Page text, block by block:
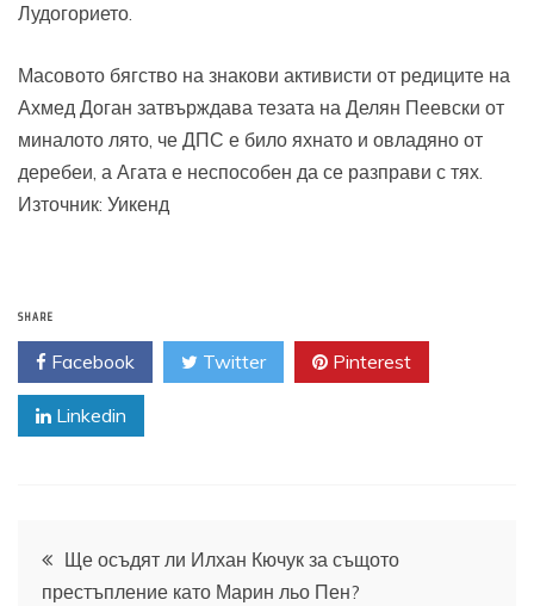
Лудогорието.
Масовото бягство на знакови активисти от редиците на
Ахмед Доган затвърждава тезата на Делян Пеевски от
миналото лято, че ДПС е било яхнато и овладяно от
деребеи, а Агата е неспособен да се разправи с тях.
Източник: Уикенд
SHARE
Facebook Twitter Pinterest
Linkedin
Навигация
Ще осъдят ли Илхан Кючук за същото
престъпление като Марин льо Пен?